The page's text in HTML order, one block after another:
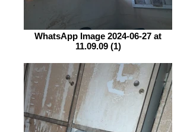
WhatsApp Image 2024-06-27 at
11.09.09 (1)